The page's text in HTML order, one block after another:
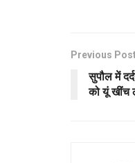
Previous Post
सुपौल में
को यूं खींच